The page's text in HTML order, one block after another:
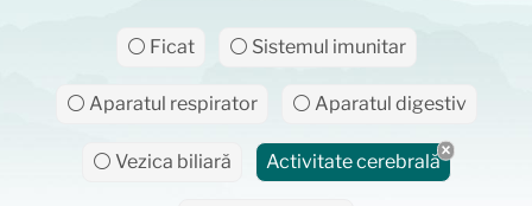
⚪ Ficat ⚪ Sistemul imunitar
⚪ Aparatul respirator ⚪ Aparatul digestiv
⚪ Vezica biliară Activitate cerebrală